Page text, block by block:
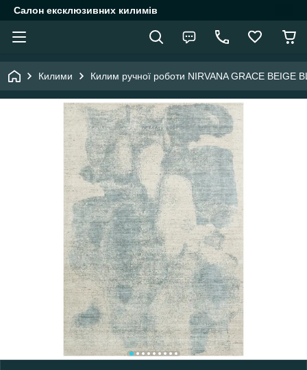
Салон ексклюзивних килимів
Килими Килим ручної роботи NIRVANA GRACE BEIGE